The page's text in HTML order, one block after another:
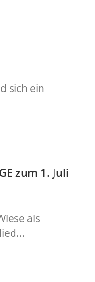
sich ein
zum 1. Juli
als